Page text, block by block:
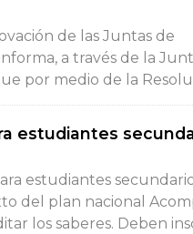
de las Juntas de
a través de la
por medio de la
estudiantes
estudiantes
del plan nacional
los saberes. Deben